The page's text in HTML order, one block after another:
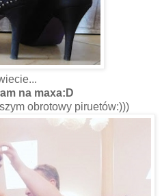
na maxa:D
obrotowy piruetów:)))